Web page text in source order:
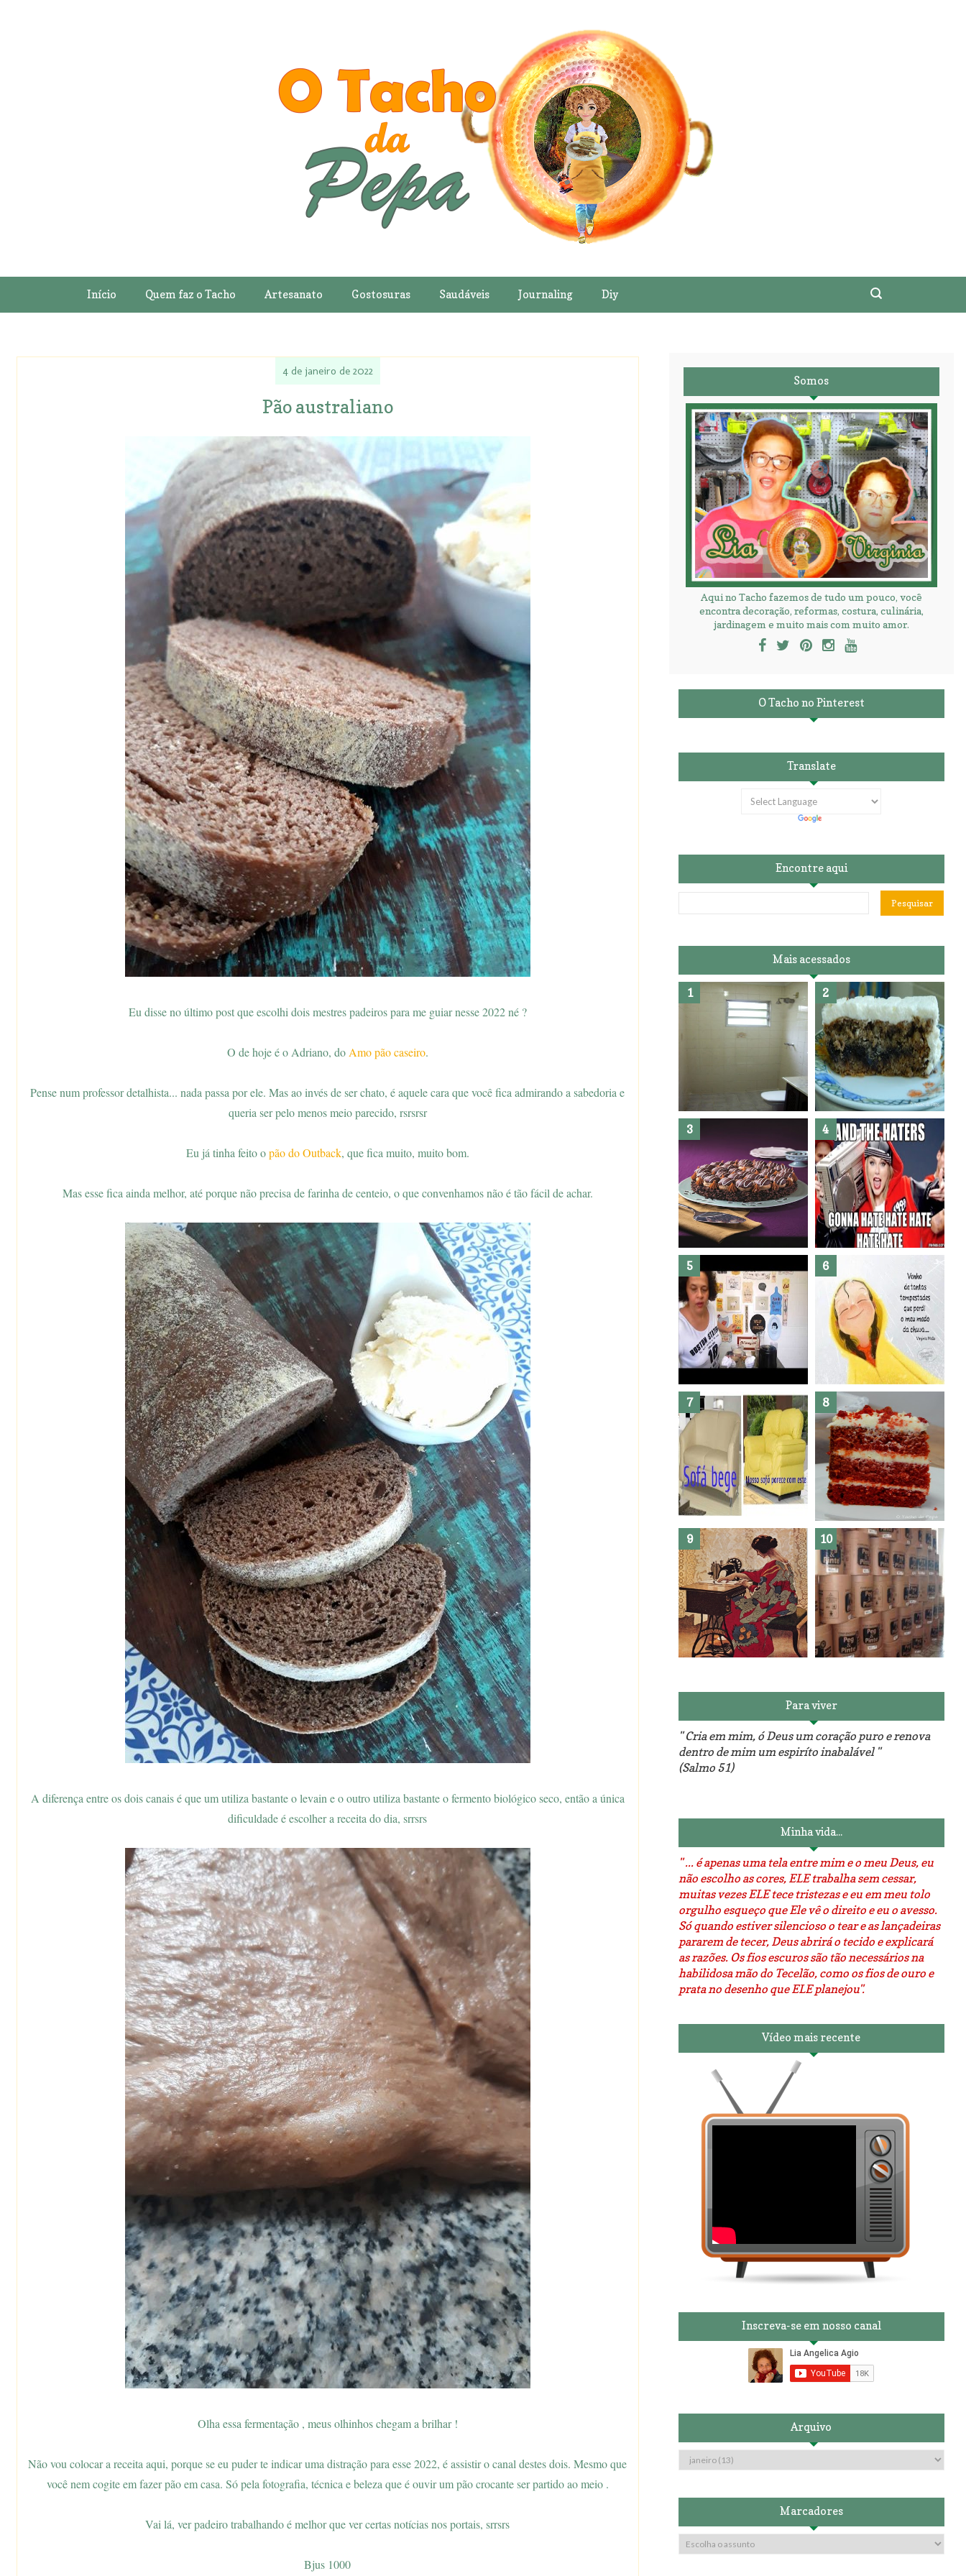
Início Quem faz o Tacho Artesanato Gostosuras Saudáveis Journaling Diy
4 de janeiro de 2022
Pão australiano
Eu disse no último post que escolhi dois mestres padeiros para me guiar nesse 2022 né ?
O de hoje é o Adriano, do Amo pão caseiro.
Pense num professor detalhista... nada passa por ele. Mas ao invés de ser chato, é aquele cara que você fica admirando a sabedoria e
queria ser pelo menos meio parecido, rsrsrsr
Eu já tinha feito opão do Outback, que fica muito, muito bom.
Mas esse fica ainda melhor, até porque não precisa de farinha de centeio, o que convenhamos não é tão fácil de achar.
A diferença entre os dois canais é que um utiliza bastante o levain e o outro utiliza bastante o fermento biológico seco, então a única
dificuldade é escolher a receita do dia, srrsrs
Olha essa fermentação , meus olhinhos chegam a brilhar !
Não vou colocar a receita aqui, porque se eu puder te indicar uma distração para esse 2022, é assistir o canal destes dois. Mesmo que
você nem cogite em fazer pão em casa. Só pela fotografia, técnica e beleza que é ouvir um pão crocante ser partido ao meio .
Vai lá, ver padeiro trabalhando é melhor que ver certas notícias nos portais, srrsrs
Bjus 1000
Somos
Aqui no Tacho fazemos de tudo um pouco, você
encontra decoração, reformas, costura, culinária,
jardinagem e muito mais com muito amor.
O Tacho no Pinterest
Translate
Encontre aqui
Mais acessados
Banheiro novo por menos de
R$300,00 ?? E sem quebra
quebra ??( Editado)
Posso congelar bolo ??
Dez bolos pra fazer antes de
morrer !
Haters, como surgiram?
Como fazer leites vegetais ? O medo que habita em nós.
Reforma do sofá, agora é
em patchwork!
The Red Velvet !!! O Perfeito
Para viver
" Cria em mim, ó Deus um coração puro e renova
dentro de mim um espiríto inabalável "
(Salmo 51)
Minha vida...
" ... é apenas uma tela entre mim e o meu Deus, eu
não escolho as cores, ELE trabalha sem cessar,
muitas vezes ELE tece tristezas e eu em meu tolo
orgulho esqueço que Ele vê o direito e eu o avesso.
Só quando estiver silencioso o tear e as lançadeiras
pararem de tecer, Deus abrirá o tecido e explicará
as razões. Os fios escuros são tão necessários na
habilidosa mão do Tecelão, como os fios de ouro e
prata no desenho que ELE planejou".
Vídeo mais recente
Inscreva-se em nosso canal
Arquivo
Marcadores